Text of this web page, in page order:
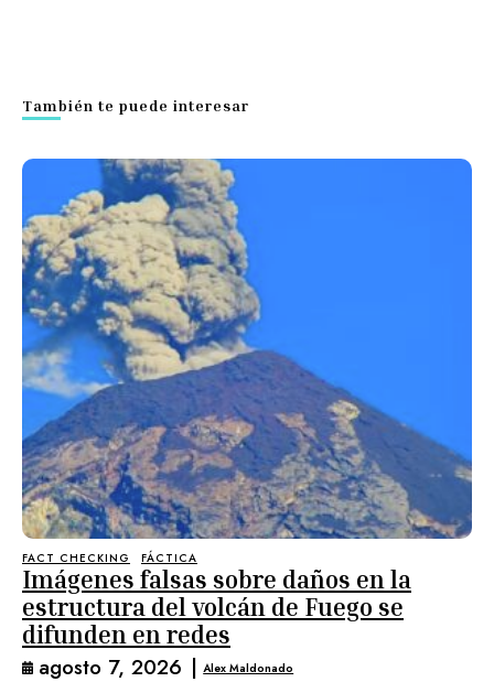
También te puede interesar
FACT CHECKING FÁCTICA
Imágenes falsas sobre daños en la
estructura del volcán de Fuego se
difunden en redes
agosto 7, 2026 | Alex Maldonado